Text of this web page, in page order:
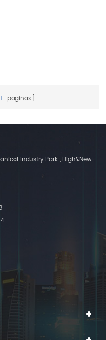
1 paginas
Industry Park , High&New